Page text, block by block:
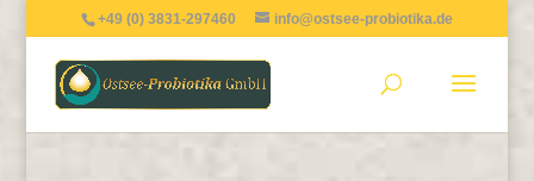
+49 (0) 3831-297460 info@ostsee-probiotika.de